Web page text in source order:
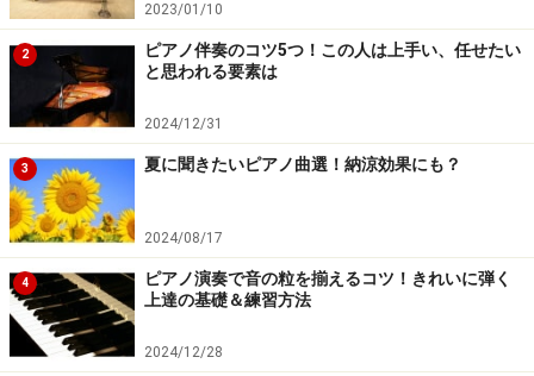
な演奏ができたら素晴らしいですね。
ピアノを「どのように弾きたいか」曲につ
いてイメージをもつ
曲について、自分なりのこだわりをもつことが表現豊かな演
奏につながる
ほとんど味のしない料理をあまり美味しいと思わないの
2023/01/10
2
ピアノ伴奏のコツ5つ！この人は上手い、任せたい
と思われる要素は
2024/12/31
3 夏に聞きたいピアノ曲選！納涼効果にも？
2024/08/17
4
ピアノ演奏で音の粒を揃えるコツ！きれいに弾く
上達の基礎＆練習方法
2024/12/28